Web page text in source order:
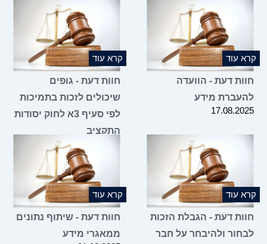
קרא עוד
חוות דעת - הוועדה
להעברת מידע
17.08.2025
קרא עוד
חוות דעת - גופים
שיכולים לזכות בתמיכות
לפי סעיף 3א לחוק יסודות
התקציב
קרא עוד
חוות דעת - הגבלת הזכות
לבחור ולהיבחר על חבר
קרא עוד
חוות דעת - שיתוף נתונים
ממאגרי מידע